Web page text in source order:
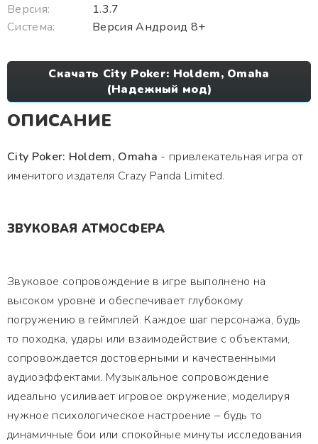
Версия:
1.3.7
Система:
Версия Андроид 8+
Скачать City Poker: Holdem, Omaha
(Надежный мод)
ОПИСАНИЕ
City Poker: Holdem, Omaha - привлекательная игра от
именитого издателя Crazy Panda Limited.
ЗВУКОВАЯ АТМОСФЕРА
Звуковое сопровождение в игре выполнено на
высоком уровне и обеспечивает глубокому
погружению в геймплей. Каждое шаг персонажа, будь
то походка, удары или взаимодействие с объектами,
сопровождается достоверными и качественными
аудиоэффектами. Музыкальное сопровождение
идеально усиливает игровое окружение, моделируя
нужное психологическое настроение – будь то
динамичные бои или спокойные минуты исследования